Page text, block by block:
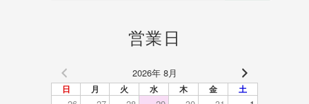
営業日
2026年 8月
日 月 火 水 木 金 土